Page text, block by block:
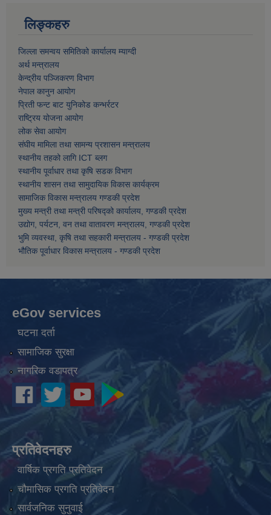
लिङ्कहरु
जिल्ला समन्वय समितिको कार्यालय म्याग्दी
अर्थ मन्त्रालय
केन्द्रीय पञ्जिकरण विभाग
नेपाल कानुन आयोग
प्रिती फन्ट बाट युनिकोड कन्भर्रटर
राष्ट्रिय योजना आयोग
लोक सेवा आयोग
संघीय मामिला तथा सामन्य प्रशासन मन्त्रालय
स्थानीय तहको लागि ICT ब्लग
स्थानीय पूर्वाधार तथा कृषि सडक विभाग
स्थानीय शासन तथा सामुदायिक विकास कार्यक्रम
सामाजिक विकास मन्त्रालय गण्डकी प्रदेश
मुख्य मन्त्री तथा मन्त्री परिषद्को कार्यालय, गण्डकी प्रदेश
उद्योग, पर्यटन, वन तथा वातावरण मन्त्रालय, गण्डकी प्रदेश
भुमि व्यवस्था, कृषि तथा सहकारी मन्त्रालय - गण्डकी प्रदेश
भौतिक पूर्वाधार विकास मन्त्रालय - गण्डकी प्रदेश
eGov services
घटना दर्ता
सामाजिक सुरक्षा
नागरिक वडापत्र
प्रतिवेदनहरु
वार्षिक प्रगति प्रतिवेदन
चौमासिक प्रगति प्रतिवेदन
सार्वजनिक सुनुवाई